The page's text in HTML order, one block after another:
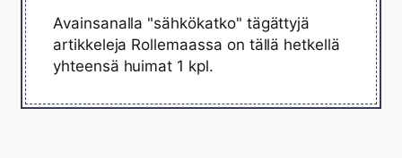
Avainsanalla "sähkökatko" tägättyjä
artikkeleja Rollemaassa on tällä hetkellä
yhteensä huimat 1 kpl.